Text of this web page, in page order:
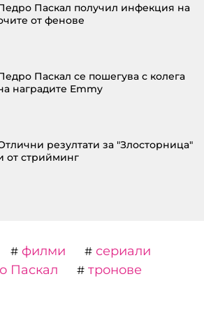
Паскал получил инфекция на
от фенове
Паскал се пошегува с колега
наградите Emmy
резултати за "Злосторница"
от стрийминг
# филми # сериали
Паскал # тронове